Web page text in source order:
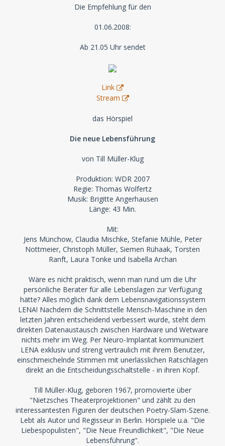
Die Empfehlung für den
01.06.2008:
Ab 21.05 Uhr sendet
Link
Stream
das Hörspiel
Die neue Lebensführung
von Till Müller-Klug
Produktion: WDR 2007
Regie: Thomas Wolfertz
Musik: Brigitte Angerhausen
Länge: 43 Min.
Mit:
Jens Münchow, Claudia Mischke, Stefanie Mühle, Peter
Nottmeier, Christoph Müller, Siemen Rühaak, Torsten
Ranft, Laura Tonke und Isabella Archan
Wäre es nicht praktisch, wenn man rund um die Uhr
persönliche Berater für alle Lebenslagen zur Verfügung
hätte? Alles möglich dank dem Lebensnavigationssystem
LENA! Nachdem die Schnittstelle Mensch-Maschine in den
letzten Jahren entscheidend verbessert wurde, steht dem
direkten Datenaustausch zwischen Hardware und Wetware
nichts mehr im Weg. Per Neuro-Implantat kommuniziert
LENA exklusiv und streng vertraulich mit ihrem Benutzer,
einschmeichelnde Stimmen mit unerlässlichen Ratschlägen
direkt an die Entscheidungsschaltstelle - in ihren Kopf.
Till Müller-Klug, geboren 1967, promovierte über
"Nietzsches Theaterprojektionen" und zählt zu den
interessantesten Figuren der deutschen Poetry-Slam-Szene.
Lebt als Autor und Regisseur in Berlin. Hörspiele u.a. "Die
Liebespopulisten", "Die Neue Freundlichkeit", "Die Neue
Lebensführung".